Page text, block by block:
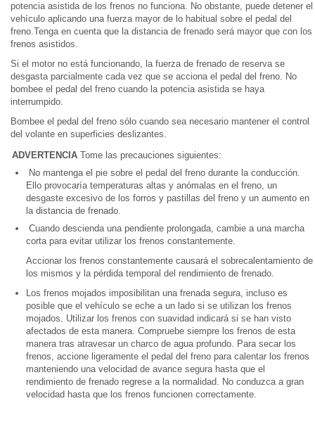
potencia asistida de los frenos no funciona. No obstante, puede detener el
vehículo aplicando una fuerza mayor de lo habitual sobre el pedal del
freno.Tenga en cuenta que la distancia de frenado será mayor que con los
frenos asistidos.
Si el motor no está funcionando, la fuerza de frenado de reserva se
desgasta parcialmente cada vez que se acciona el pedal del freno. No
bombee el pedal del freno cuando la potencia asistida se haya
interrumpido.
Bombee el pedal del freno sólo cuando sea necesario mantener el control
del volante en superficies deslizantes.
ADVERTENCIA Tome las precauciones siguientes:
No mantenga el pie sobre el pedal del freno durante la conducción.
Ello provocaría temperaturas altas y anómalas en el freno, un
desgaste excesivo de los forros y pastillas del freno y un aumento en
la distancia de frenado.
Cuando descienda una pendiente prolongada, cambie a una marcha
corta para evitar utilizar los frenos constantemente.
Accionar los frenos constantemente causará el sobrecalentamiento de
los mismos y la pérdida temporal del rendimiento de frenado.
Los frenos mojados imposibilitan una frenada segura, incluso es
posible que el vehículo se eche a un lado si se utilizan los frenos
mojados. Utilizar los frenos con suavidad indicará si se han visto
afectados de esta manera. Compruebe siempre los frenos de esta
manera tras atravesar un charco de agua profundo. Para secar los
frenos, accione ligeramente el pedal del freno para calentar los frenos
manteniendo una velocidad de avance segura hasta que el
rendimiento de frenado regrese a la normalidad. No conduzca a gran
velocidad hasta que los frenos funcionen correctamente.